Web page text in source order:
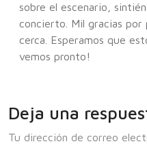
sobre el escenario,
concierto. Mil gracias
cerca. Esperamos que
vemos pronto!
Deja una
Tu dirección de correo